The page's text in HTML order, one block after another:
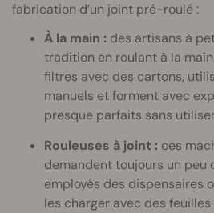
fabrication d’un joint pré-roulé :
À la main : des artisans à
tradition en roulant à la
filtres avec des cartons,
manuels et forment avec
presque parfaits sans
Rouleuses à joint : ces
demandent toujours un peu
employés des dispensaires
les charger avec des